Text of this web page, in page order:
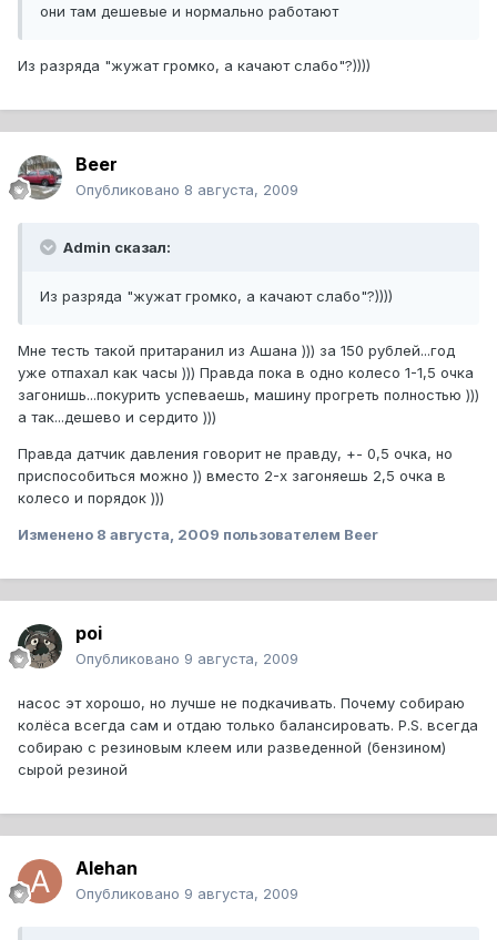
они там дешевые и нормально работают
Из разряда "жужат громко, а качают слабо"?))))
Beer
Опубликовано 8 августа, 2009
Admin сказал:
Из разряда "жужат громко, а качают слабо"?))))
Мне тесть такой притаранил из Ашана ))) за 150 рублей...год
уже отпахал как часы ))) Правда пока в одно колесо 1-1,5 очка
загонишь...покурить успеваешь, машину прогреть полностью )))
а так...дешево и сердито )))
Правда датчик давления говорит не правду, +- 0,5 очка, но
приспособиться можно )) вместо 2-х загоняешь 2,5 очка в
колесо и порядок )))
Изменено 8 августа, 2009 пользователем Beer
poi
Опубликовано 9 августа, 2009
насос эт хорошо, но лучше не подкачивать. Почему собираю
колёса всегда сам и отдаю только балансировать. P.S. всегда
собираю с резиновым клеем или разведенной (бензином)
сырой резиной
Alehan
Опубликовано 9 августа, 2009